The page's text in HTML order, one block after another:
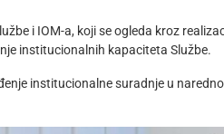
i IOM-a, koji se ogleda kroz
institucionalnih kapaciteta Službe.
institucionalne suradnje u